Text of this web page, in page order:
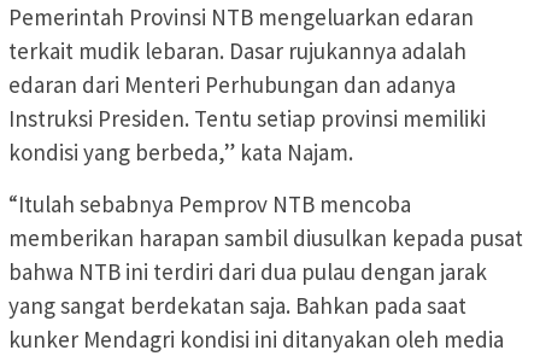
Pemerintah Provinsi NTB mengeluarkan edaran
terkait mudik lebaran. Dasar rujukannya adalah
edaran dari Menteri Perhubungan dan adanya
Instruksi Presiden. Tentu setiap provinsi memiliki
kondisi yang berbeda,” kata Najam.
“Itulah sebabnya Pemprov NTB mencoba
memberikan harapan sambil diusulkan kepada pusat
bahwa NTB ini terdiri dari dua pulau dengan jarak
yang sangat berdekatan saja. Bahkan pada saat
kunker Mendagri kondisi ini ditanyakan oleh media